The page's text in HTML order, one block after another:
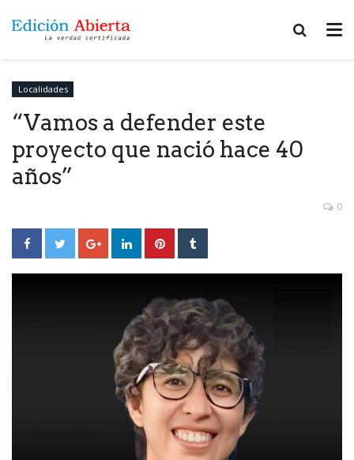
Localidades
“Vamos a defender este
proyecto que nació hace 40
años”
0